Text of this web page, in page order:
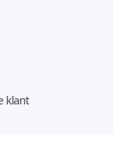
klant